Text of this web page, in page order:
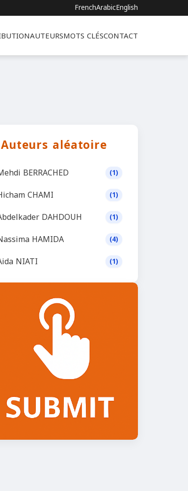
FrenchArabicEnglish
AUTEURSMOTS CLÉSCONTACT
Auteurs aléatoire
BERRACHED (1)
CHAMI (1)
DAHDOUH (1)
HAMIDA (4)
NIATI (1)